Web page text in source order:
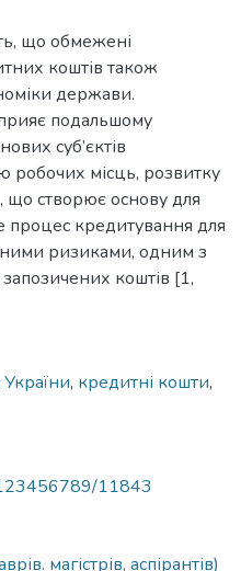
що обмежені
коштів також
держави.
подальшому
суб’єктів
робочих місць, розвитку
що створює основу для
процес кредитування для
ризиками, одним з
коштів [1,
, кредитні кошти,
11843
магістрів, аспірантів)